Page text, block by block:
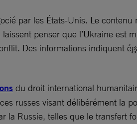
par les États-Unis. Le contenu
penser que l’Ukraine est
Des informations indiquent
du droit international
russes visant délibérément la
la Russie, telles que le transfert